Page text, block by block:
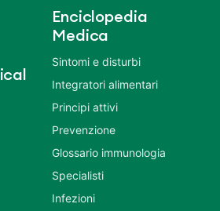
Enciclopedia
Medica
Sintomi e disturbi
Integratori alimentari
Principi attivi
Prevenzione
Glossario immunologia
Specialisti
Infezioni